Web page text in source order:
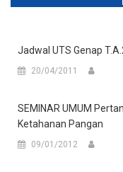
Jadwal UTS Genap
20/04/2011
SEMINAR UMUM
Ketahanan Pangan
09/01/2012